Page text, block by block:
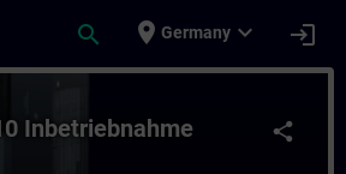
search place Germany expand_more login
S210 Inbetriebnahme -
share
Inbetriebnahme